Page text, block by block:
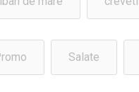
Salate